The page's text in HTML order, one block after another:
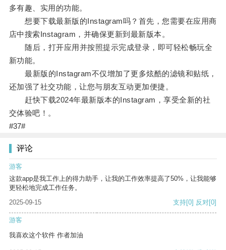
多有趣、实用的功能。
想要下载最新版的Instagram吗？首先，您需要在应用商
店中搜索Instagram，并确保更新到最新版本。
随后，打开应用并按照提示完成登录，即可轻松畅玩全
新功能。
最新版的Instagram不仅增加了更多炫酷的滤镜和贴纸，
还加强了社交功能，让您与朋友互动更加便捷。
赶快下载2024年最新版本的Instagram，享受全新的社
交体验吧！。
#37#
评论
游客
这款app是我工作上的得力助手，让我的工作效率提高了50%，让我能够
更轻松地完成工作任务。
2025-09-15
支持[0] 反对[0]
游客
我喜欢这个软件 作者加油